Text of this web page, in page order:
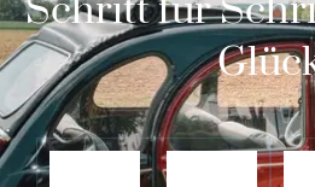
Schritt für